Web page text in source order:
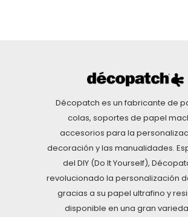
Décopatch es un fabricante de
colas, soportes de papel
accesorios para la
decoración y las manualidades.
del DIY (Do It Yourself),
revolucionado la personalización
gracias a su papel ultrafino y
disponible en una gran